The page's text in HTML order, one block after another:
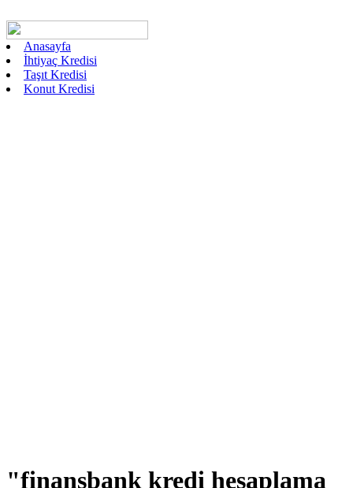
Anasayfa
İhtiyaç Kredisi
Taşıt Kredisi
Konut Kredisi
"finansbank kredi hesaplama